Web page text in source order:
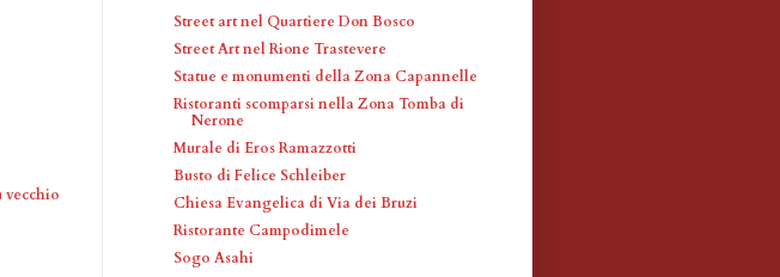
vecchio
Street art nel Quartiere Don Bosco
Street Art nel Rione Trastevere
Statue e monumenti della Zona Capannelle
Ristoranti scomparsi nella Zona Tomba di
Nerone
Murale di Eros Ramazzotti
Busto di Felice Schleiber
Chiesa Evangelica di Via dei Bruzi
Ristorante Campodimele
Sogo Asahi